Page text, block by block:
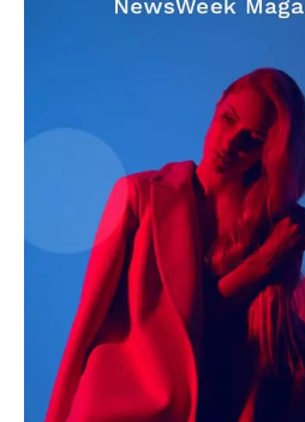
AIN NEWS 1
Contact Us
About Us
Privacy Policy
Terms of Use Agreement
Facebook
X WhatsApp
Share